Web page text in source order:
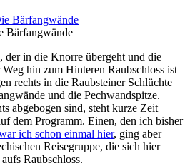
Bärfangwände
in die Knorre übergeht und die
hin zum Hinteren Raubschloss ist
rechts in die Raubsteiner Schlüchte
und die Pechwandspitze.
abgebogen sind, steht kurze Zeit
dem Programm. Einen, den ich bisher
ich schon einmal hier, ging aber
Reisegruppe, die sich hier
Raubschloss.